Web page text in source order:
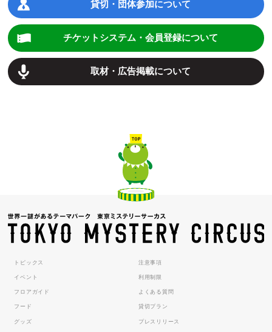
貸切・団体参加について
チケットシステム・会員登録について
取材・広告掲載について
トピックス
イベント
フロアガイド
フード
グッズ
注意事項
利用制限
よくある質問
貸切プラン
プレスリリース